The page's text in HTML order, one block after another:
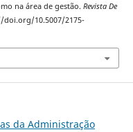
na área de gestão. Revista De
doi.org/10.5007/2175-
da Administração